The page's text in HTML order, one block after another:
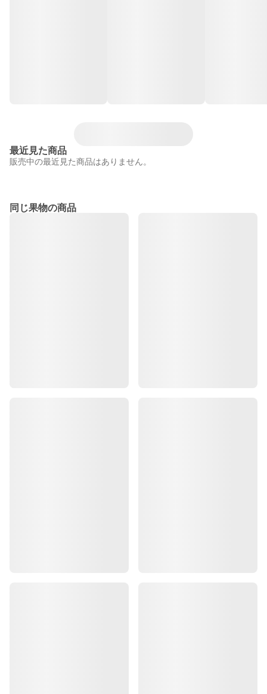
最近見た商品
販売中の最近見た商品はありません。
同じ果物の商品